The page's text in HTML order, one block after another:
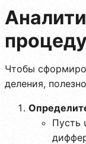
Чтобы
деления,
Пусть